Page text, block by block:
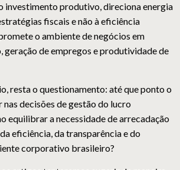
investimento produtivo, direciona energia
fiscais e não à eficiência
o ambiente de negócios em
geração de empregos e produtividade de
resta o questionamento: até que ponto o
decisões de gestão do lucro
equilibrar a necessidade de arrecadação
eficiência, da transparência e do
corporativo brasileiro?